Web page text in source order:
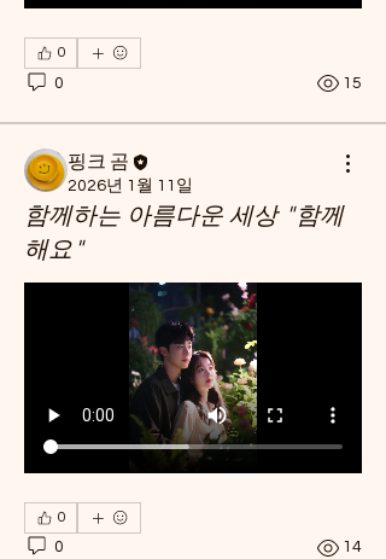
0
0 15
핑크 곰
2026년 1월 11일
함께하는 아름다운 세상 "함께
해요"
0
0 14